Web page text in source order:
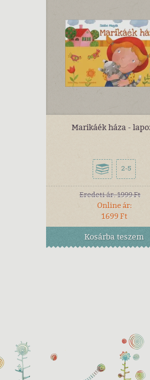
Marikáék háza -
2-5
Eredeti ár:1999 Ft
Online ár:
1699 Ft
Kosárbateszem